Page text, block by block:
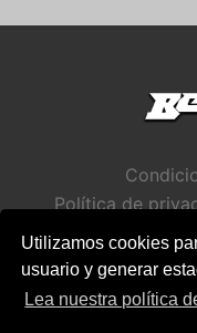
Utilizamos cookies
usuario y generar
Lea nuestra política
Política de
Política